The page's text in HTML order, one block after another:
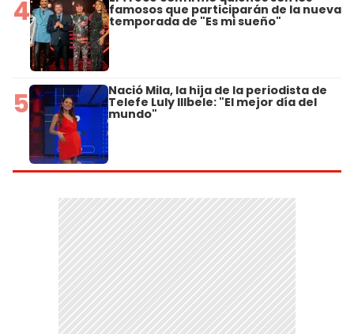
4 famosos que participarán de la nueva
temporada de "Es mi sueño"
5 Nació Mila, la hija de la periodista de
Telefe Luly Illbele: "El mejor día del
mundo"